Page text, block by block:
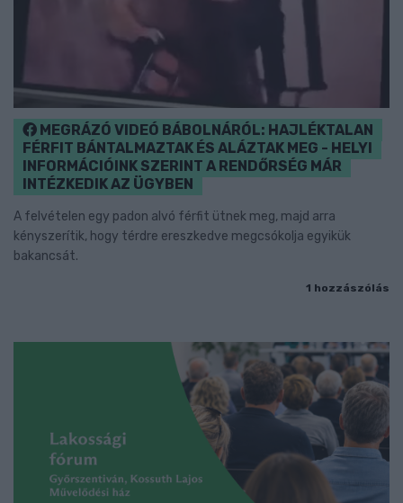
MEGRÁZÓ VIDEÓ BÁBOLNÁRÓL: HAJLÉKTALAN
FÉRFIT BÁNTALMAZTAK ÉS ALÁZTAK MEG - HELYI
INFORMÁCIÓINK SZERINT A RENDŐRSÉG MÁR
INTÉZKEDIK AZ ÜGYBEN
A felvételen egy padon alvó férfit ütnek meg, majd arra
kényszerítik, hogy térdre ereszkedve megcsókolja egyikük
bakancsát.
1 hozzászólás